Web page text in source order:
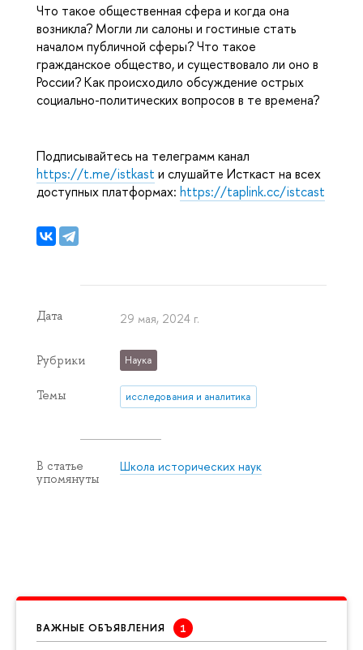
ВАЖНЫЕ ОБЪЯВЛЕНИЯ
Что такое общественная сфера и когда она
возникла? Могли ли салоны и гостиные стать
началом публичной сферы? Что такое
гражданское общество, и существовало ли оно в
России? Как происходило обсуждение острых
социально-политических вопросов в те времена?
Подписывайтесь на телеграмм канал
https://t.me/istkast и слушайте Исткаст на всех
доступных платформах: https://taplink.cc/istcast
Дата 29 мая, 2024 г.
Рубрики Наука
Темы исследования и аналитика
В статье
упомянуты
Школа исторических наук